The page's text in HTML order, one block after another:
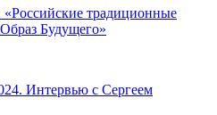
традиционные
Будущего»
Интервью с Сергеем